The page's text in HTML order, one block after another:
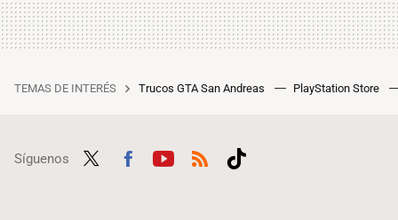
TEMAS DE INTERÉS Trucos GTA San Andreas PlayStation Store
Síguenos